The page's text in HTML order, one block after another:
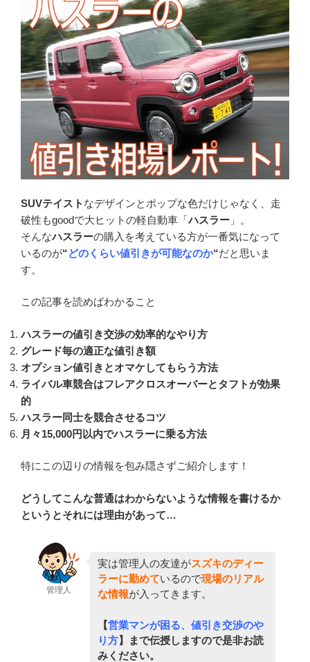
SUVテイスト なデザインとポップな色だけじゃなく、走
破性もgoodで大ヒットの軽自動車「ハスラー 」。
そんなハスラーの購入を考えている方が一番気になって
いるのが“どのくらい値引きが可能なのか“だと思いま
す。
この記事を読めばわかること
ハスラーの値引き交渉の効率的なやり方
グレード毎の適正な値引き額
オプション値引きとオマケしてもらう方法
ライバル車競合はフレアクロスオーバーとタフトが効果
的
ハスラー同士を競合させるコツ
月々15,000円以内でハスラーに乗る方法
特にこの辺りの情報を包み隠さずご紹介します！
どうしてこんな普通はわからないような情報を書けるか
というとそれには理由があって…
管理人
実は管理人の友達がスズキのディー
ラーに勤めているので現場のリアル
な情報が入ってきます。
【営業マンが困る、値引き交渉のや
り方】まで伝授しますので是非お読
みください。